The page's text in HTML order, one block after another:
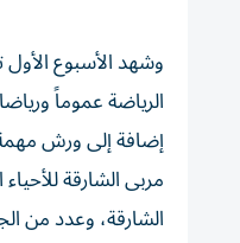
وشهد الأسبوع
الرياضة عموماً
إضافة إلى ورش مهمة
مربى الشارقة
الشارقة، وعدد من